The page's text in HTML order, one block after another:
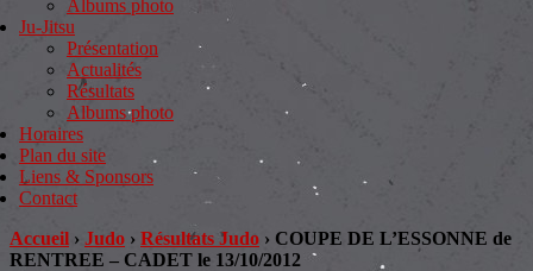
Albums photo
Ju-Jitsu
Présentation
Actualités
Résultats
Albums photo
Horaires
Plan du site
Liens & Sponsors
Contact
Accueil › Judo › Résultats Judo › COUPE DE L’ESSONNE de
RENTREE – CADET le 13/10/2012